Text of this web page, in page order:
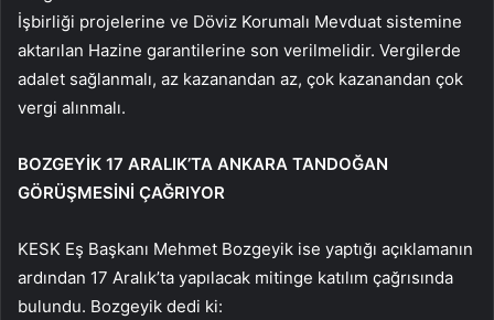
İşbirliği projelerine ve Döviz Korumalı Mevduat sistemine
aktarılan Hazine garantilerine son verilmelidir. Vergilerde
adalet sağlanmalı, az kazanandan az, çok kazanandan çok
vergi alınmalı.
BOZGEYİK 17 ARALIK’TA ANKARA TANDOĞAN
GÖRÜŞMESİNİ ÇAĞRIYOR
KESK Eş Başkanı Mehmet Bozgeyik ise yaptığı açıklamanın
ardından 17 Aralık’ta yapılacak mitinge katılım çağrısında
bulundu. Bozgeyik dedi ki: